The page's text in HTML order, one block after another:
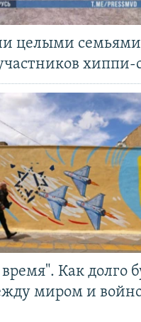
целыми
хиппи-
Как долго
миром и